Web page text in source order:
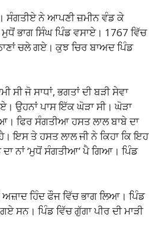
ਸੰਗਤੀਏ ਨੇ ਆਪਣੀ ਜ਼ਮੀਨ ਵੰਡ ਕੇ
ਭਾਗ ਸਿੰਘ ਪਿੰਡ ਵਸਾਏ। 1767 ਵਿੱਚ
ਚਲੇ ਗਏ। ਕੁਝ ਚਿਰ ਬਾਅਦ ਪਿੰਡ
ਜੋ ਸਾਧਾਂ, ਭਗਤਾਂ ਦੀ ਬੜੀ ਸੇਵਾ
ਉਹਨਾਂ ਪਾਸ ਇੱਕ ਘੋੜਾ ਸੀ। ਘੋੜਾ
ਫਿਰ ਸੰਗਤੀਆ ਹਸਤ ਲਾਲ ਬਾਬੇ ਦਾ
ਇਸ ਤੇ ਹਸਤ ਲਾਲ ਜੀ ਨੇ ਕਿਹਾ ਕਿ ਇਹ
ਨਾਂ ‘ਮੁਧੋਂ ਸੰਗਤੀਆ’ ਪੈ ਗਿਆ। ਪਿੰਡ
ਹਿੰਦ ਫੌਜ ਵਿੱਚ ਭਾਗ ਲਿਆ। ਪਿੰਡ
ਸਨ। ਪਿੰਡ ਵਿੱਚ ਗੁੱਗਾ ਪੀਰ ਦੀ ਮਾੜੀ